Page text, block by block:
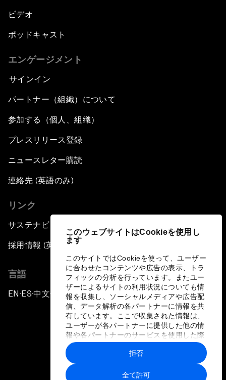
このウェブサイトはCookieを使用し
ます
このサイトではCookieを使って、ユーザー
に合わせたコンテンツや広告の表示、トラ
フィックの分析を行っています。またユー
ザーによるサイトの利用状況についても情
報を収集し、ソーシャルメディアや広告配
信、データ解析の各パートナーに情報を共
有しています。ここで収集された情報は、
ユーザーが各パートナーに提供した他の情
報や各パートナーのサービスを使用した際
に収集された情報と組み合わされ、各パー
トナーによって使用されることがありま
す。
全て許可
拒否
ビデオ
ポッドキャスト
エンゲージメント
サインイン
パートナー（組織）について
参加する（個人、組織）
プレスリリース登録
ニュースレター購読
連絡先 (英語のみ)
リンク
サステナビリティへの取り組み
採用情報 (英語のみ)
言語
EN ▪ES▪中文▪ 日本語
プライバシーポリシーと利用規約